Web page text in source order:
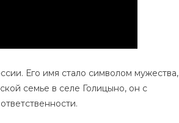
Его имя стало символом мужества,
семье в селе Голицыно, он с